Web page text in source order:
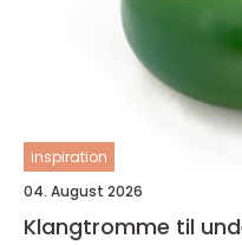
inspiration
04. August 2026
Klangtromme til